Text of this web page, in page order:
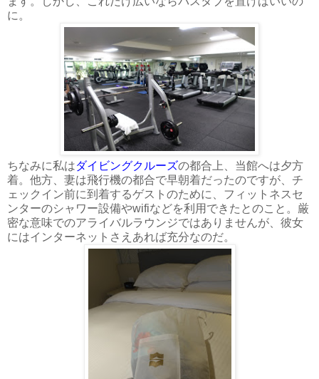
に。
ちなみに私はダイビングクルーズの都合上、当館へは夕方
着。他方、妻は飛行機の都合で早朝着だったのですが、チ
ェックイン前に到着するゲストのために、フィットネスセ
ンターのシャワー設備やwifiなどを利用できたとのこと。厳
密な意味でのアライバルラウンジではありませんが、彼女
にはインターネットさえあれば充分なのだ。